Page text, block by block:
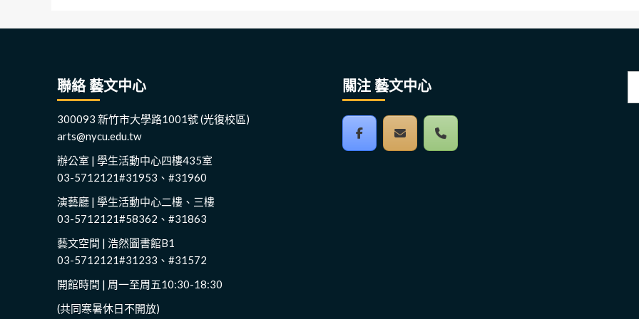
聯絡 藝文中心
300093 新竹市大學路1001號 (光復校區)
arts@nycu.edu.tw
辦公室 | 學生活動中心四樓435室
03-5712121#31953、#31960
演藝廳 | 學生活動中心二樓、三樓
03-5712121#58362、#31863
藝文空間 | 浩然圖書館B1
03-5712121#31233、#31572
開館時間 | 周一至周五10:30-18:30
(共同寒暑休日不開放)
關注 藝文中心